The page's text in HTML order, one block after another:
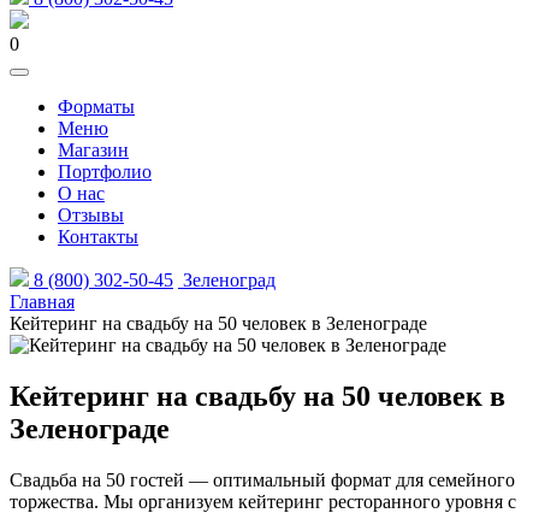
0
Форматы
Меню
Магазин
Портфолио
О нас
Отзывы
Контакты
8 (800) 302-50-45 Зеленоград
Главная
Кейтеринг на свадьбу на 50 человек в Зеленограде
Кейтеринг на свадьбу на 50 человек в
Зеленограде
Свадьба на 50 гостей — оптимальный формат для семейного
торжества. Мы организуем кейтеринг ресторанного уровня с